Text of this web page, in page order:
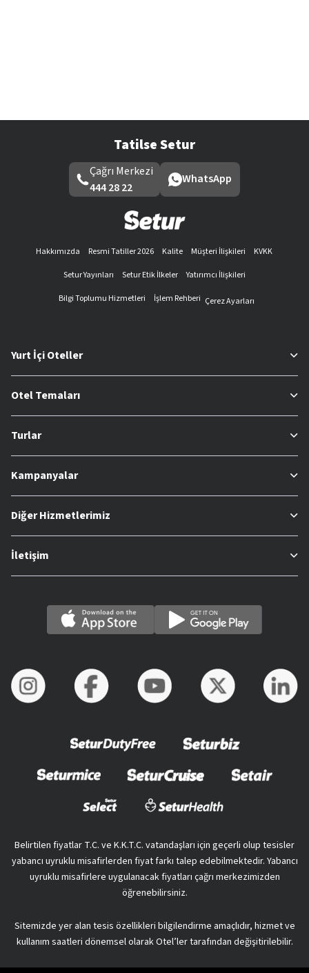
Tatilse Setur
Çağrı Merkezi
444 28 22
WhatsApp
Hakkımızda Resmi Tatiller 2026 Kalite Müşteri İlişkileri
KVKK
Setur Yayınları
Setur Etik İlkeler
Yatırımcı İlişkileri
Bilgi Toplumu Hizmetleri
İşlem Rehberi Çerez Ayarları
Yurt İçi Oteller
Otel Temaları
Turlar
Kampanyalar
Diğer Hizmetlerimiz
İletişim
Belirtilen fiyatlar T.C. ve K.K.T.C. vatandaşları için geçerli olup tesisler
yabancı uyruklu misafirlerden fiyat farkı talep edebilmektedir. Yabancı
uyruklu misafirlere uygulanacak fiyatları çağrı merkezimizden
öğrenebilirsiniz.
Sitemizde yer alan tesis özellikleri bilgilendirme amaçlıdır, hizmet ve
kullanım saatleri dönemsel olarak Otel’ler tarafından değişitirilebilir.